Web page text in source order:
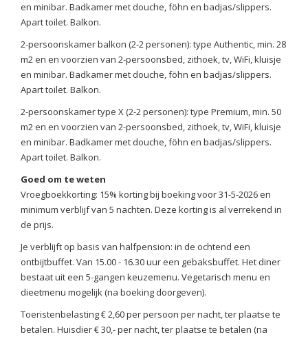
en minibar. Badkamer met douche, föhn en badjas/slippers.
Apart toilet. Balkon.
2-persoonskamer balkon (2-2 personen): type Authentic, min. 28
m2 en en voorzien van 2-persoonsbed, zithoek, tv, WiFi, kluisje
en minibar. Badkamer met douche, föhn en badjas/slippers.
Apart toilet. Balkon.
2-persoonskamer type X (2-2 personen): type Premium, min. 50
m2 en en voorzien van 2-persoonsbed, zithoek, tv, WiFi, kluisje
en minibar. Badkamer met douche, föhn en badjas/slippers.
Apart toilet. Balkon.
Goed om te weten
Vroegboekkorting: 15% korting bij boeking voor 31-5-2026 en
minimum verblijf van 5 nachten. Deze korting is al verrekend in
de prijs.
Je verblijft op basis van halfpension: in de ochtend een
ontbijtbuffet. Van 15.00 - 16.30 uur een gebaksbuffet. Het diner
bestaat uit een 5-gangen keuzemenu. Vegetarisch menu en
dieetmenu mogelijk (na boeking doorgeven).
Toeristenbelasting € 2,60 per persoon per nacht, ter plaatse te
betalen. Huisdier € 30,- per nacht, ter plaatse te betalen (na